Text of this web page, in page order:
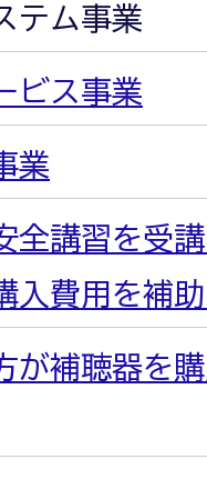
テム事業
ビス事業
業
全講習を受
入費用を補
が補聴器を